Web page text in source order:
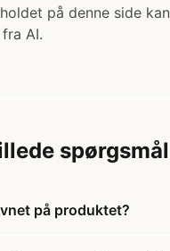
på denne side
AI.
spørgsmål
på produktet?